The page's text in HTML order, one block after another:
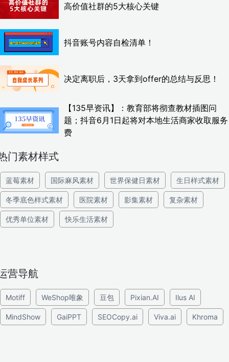
高价值社群的5大核心关键
抖音账号内容自检清单！
决定离职后，3天拿到offer的总结与反思！
【135早资讯】：教育部将彻查教材插图问
题；抖音6月1日起将对本地生活商家收取服务
费
门素材样式
蓝莓素材 国际麻风素材 世界保健日素材 生日样式素材
冬季底色样式素材 医院素材 影集素材 复杂素材
优秀单位素材 快乐生活素材
营导航
Motiff WeShop唯象 豆包 Pixian.AI Ilus AI
MindShow GaiPPT SEOCopy.ai Viva.ai Khroma